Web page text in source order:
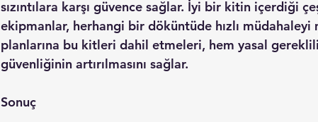
sızıntılara karşı güvence sağlar. İyi bir kitin içerdiği
ekipmanlar, herhangi bir döküntüde hızlı müdahaleyi
planlarına bu kitleri dahil etmeleri, hem yasal
güvenliğinin artırılmasını sağlar.
Sonuç